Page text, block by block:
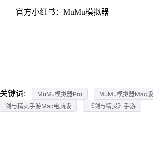
官方小红书：MuMu模拟器
关键词: MuMu模拟器Pro MuMu模拟器Mac版
剑与精灵手游Mac电脑版
《剑与精灵》手游